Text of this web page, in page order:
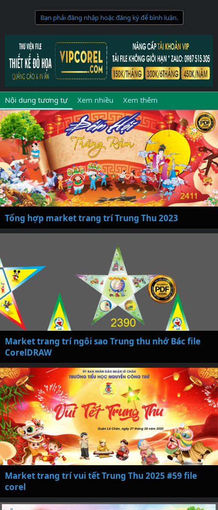
Bạn phải đăng nhập hoặc đăng ký để bình luận.
Nội dung tương tự Xem nhiều Xem thêm
Tổng hợp market trang trí Trung Thu 2023
Market trang trí ngôi sao Trung thu nhớ Bác file
CorelDRAW
Market trang trí vui tết Trung Thu 2025 #59 file
corel